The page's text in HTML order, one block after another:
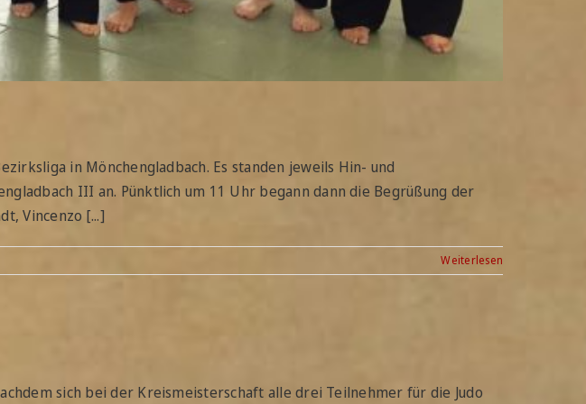
in Mönchengladbach. Es standen jeweils Hin- und
III an. Pünktlich um 11 Uhr begann dann die Begrüßung der
Vincenzo [...]
Weiterlesen
sich bei der Kreismeisterschaft alle drei Teilnehmer für die Judo